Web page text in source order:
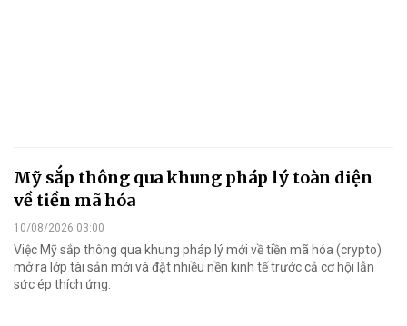
Mỹ sắp thông qua khung pháp lý toàn diện
về tiền mã hóa
10/08/2026 03:00
Việc Mỹ sắp thông qua khung pháp lý mới về tiền mã hóa (crypto)
mở ra lớp tài sản mới và đặt nhiều nền kinh tế trước cả cơ hội lẫn
sức ép thích ứng.